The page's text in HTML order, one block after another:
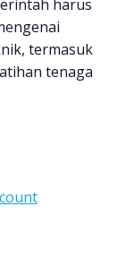
harus
termasuk
tenaga